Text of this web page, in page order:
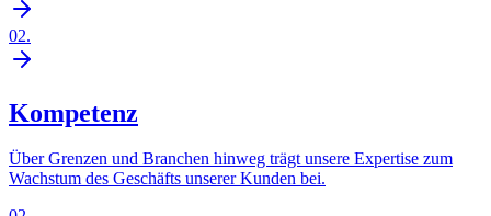
02.
Kompetenz
Über Grenzen und Branchen hinweg trägt unsere Expertise zum
Wachstum des Geschäfts unserer Kunden bei.